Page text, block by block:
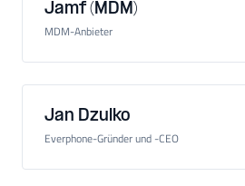
Jamf (MDM)
MDM-Anbieter
Jan Dzulko
Everphone-Gründer und -CEO